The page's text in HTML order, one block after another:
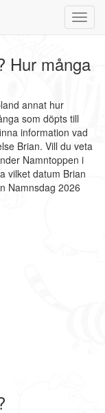
Hur många
annat hur
som döpts till
information vad
Brian. Vill du veta
Namntoppen i
vilket datum Brian
Namnsdag 2026